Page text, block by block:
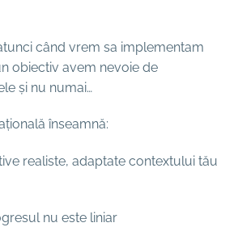
când vrem sa implementam
obiectiv avem nevoie de
și nu numai…
înseamnă:
realiste, adaptate contextului tău
nu este liniar